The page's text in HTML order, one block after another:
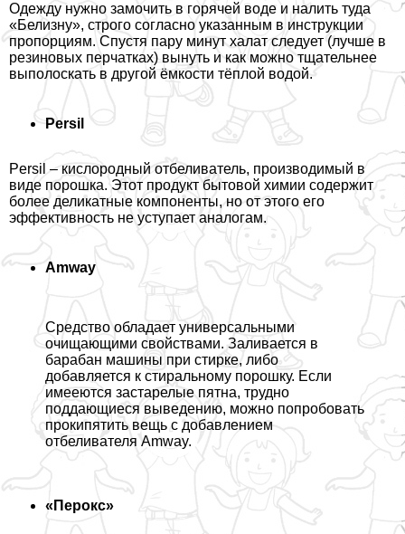
Одежду нужно замочить в горячей воде и налить туда
«Белизну», строго согласно указанным в инструкции
пропорциям. Спустя пару минут халат следует (лучше в
резиновых перчатках) вынуть и как можно тщательнее
выполоскать в другой ёмкости тёплой водой.
Persil
Persil – кислородный отбеливатель, производимый в
виде порошка. Этот продукт бытовой химии содержит
более деликатные компоненты, но от этого его
эффективность не уступает аналогам.
Amway
Средство обладает универсальными
очищающими свойствами. Заливается в
баpaбан машины при стирке, либо
добавляется к стиральному порошку. Если
имееются застарелые пятна, трудно
поддающиеся выведению, можно попробовать
прокипятить вещь с добавлением
отбеливателя Amway.
«Перокс»